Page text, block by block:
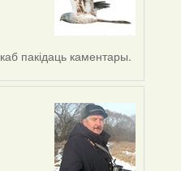
каб пакідаць каментары.